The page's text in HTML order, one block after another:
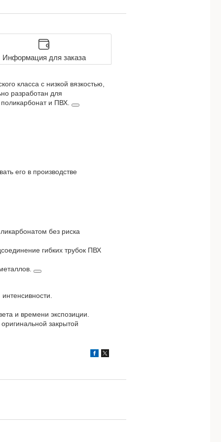
Информация для заказа
класса с низкой вязкостью,
разработан для
поликарбонат и ПВХ.
его в производстве
без риска
гибких трубок ПВХ
и времени экспозиции.
закрытой